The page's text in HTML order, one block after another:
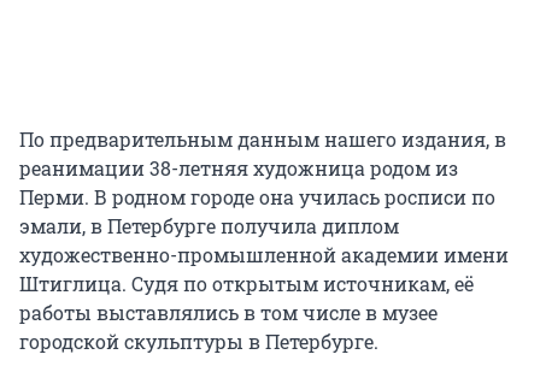
По предварительным данным нашего издания, в
реанимации 38-летняя художница родом из
Перми. В родном городе она училась росписи по
эмали, в Петербурге получила диплом
художественно-промышленной академии имени
Штиглица. Судя по открытым источникам, её
работы выставлялись в том числе в музее
городской скульптуры в Петербурге.